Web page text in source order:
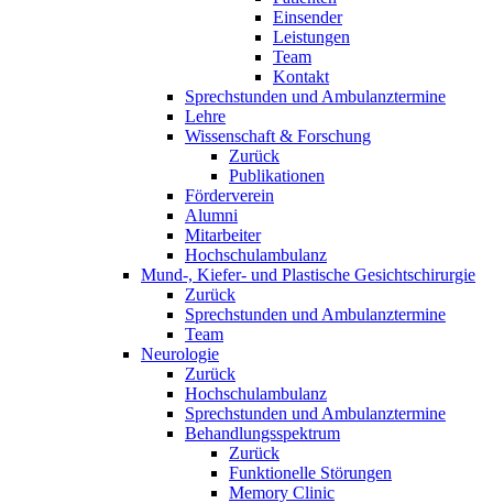
Einsender
Leistungen
Team
Kontakt
Sprechstunden und Ambulanztermine
Lehre
Wissenschaft & Forschung
Zurück
Publikationen
Förderverein
Alumni
Mitarbeiter
Hochschulambulanz
Mund-, Kiefer- und Plastische Gesichtschirurgie
Zurück
Sprechstunden und Ambulanztermine
Team
Neurologie
Zurück
Hochschulambulanz
Sprechstunden und Ambulanztermine
Behandlungsspektrum
Zurück
Funktionelle Störungen
Memory Clinic